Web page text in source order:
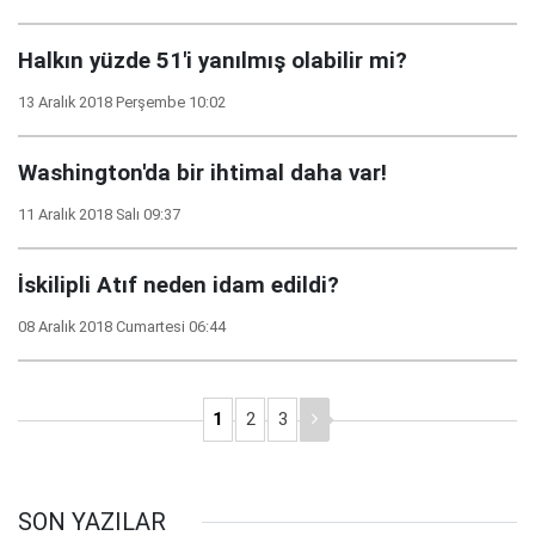
Halkın yüzde 51'i yanılmış olabilir mi?
13 Aralık 2018 Perşembe 10:02
Washington'da bir ihtimal daha var!
11 Aralık 2018 Salı 09:37
İskilipli Atıf neden idam edildi?
08 Aralık 2018 Cumartesi 06:44
1 2 3
SON YAZILAR